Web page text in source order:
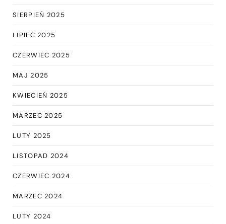
SIERPIEŃ 2025
LIPIEC 2025
CZERWIEC 2025
MAJ 2025
KWIECIEŃ 2025
MARZEC 2025
LUTY 2025
LISTOPAD 2024
CZERWIEC 2024
MARZEC 2024
LUTY 2024